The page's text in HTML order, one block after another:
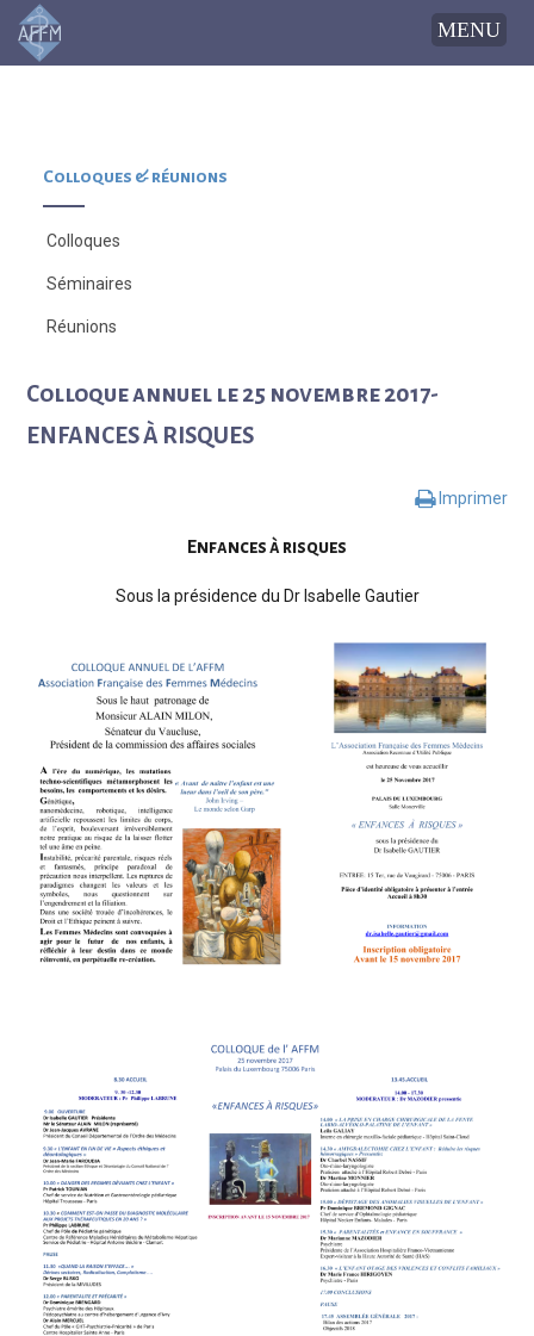
Colloques & réunions
Colloques
Séminaires
Réunions
Colloque annuel le 25 novembre 2017-
ENFANCES À RISQUES
Imprimer
Enfances à risques
Sous la présidence du Dr Isabelle Gautier